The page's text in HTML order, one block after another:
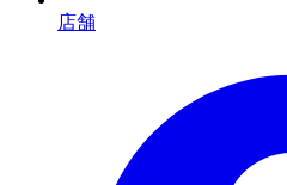
店舗